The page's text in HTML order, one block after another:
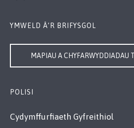
YMWELD Â’R BRIFYSGOL
MAPIAU A CHYFARWYDDIADAU
POLISI
Cydymffurfiaeth Gyfreithiol